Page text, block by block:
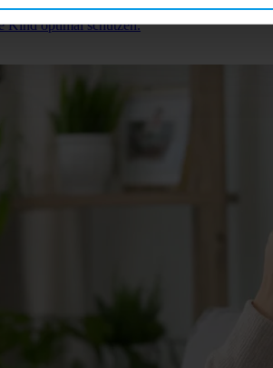
ist, welche konkreten Folgen drohen
Kind optimal schützen.